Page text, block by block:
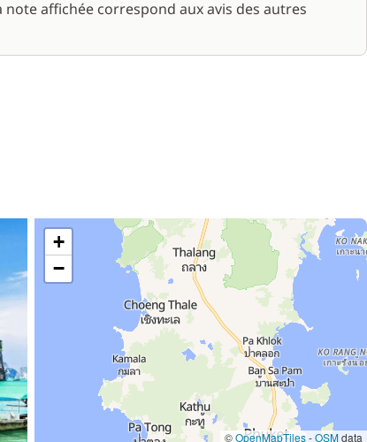
note affichée correspond aux avis des autres
+
−
©OpenMapTiles-OSMdata